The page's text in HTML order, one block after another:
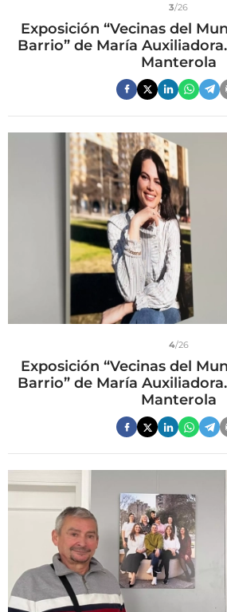
3/26
Exposición “Vecinas del
Barrio” de María
Manterola
4/26
Exposición “Vecinas del
Barrio” de María
Manterola